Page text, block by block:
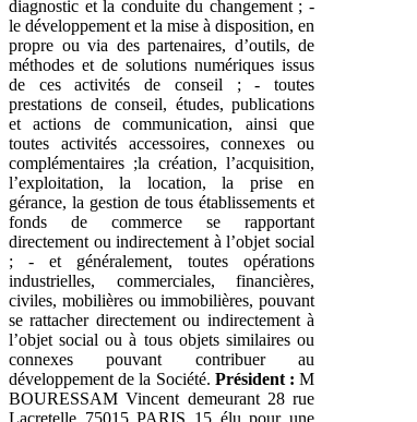
diagnostic et la conduite du changement ; -
le développement et la mise à disposition, en
propre ou via des partenaires, d’outils, de
méthodes et de solutions numériques issus
de ces activités de conseil ; - toutes
prestations de conseil, études, publications
et actions de communication, ainsi que
toutes activités accessoires, connexes ou
complémentaires ;la création, l’acquisition,
l’exploitation, la location, la prise en
gérance, la gestion de tous établissements et
fonds de commerce se rapportant
directement ou indirectement à l’objet social
; - et généralement, toutes opérations
industrielles, commerciales, financières,
civiles, mobilières ou immobilières, pouvant
se rattacher directement ou indirectement à
l’objet social ou à tous objets similaires ou
connexes pouvant contribuer au
développement de la Société. Président : M
BOURESSAM Vincent demeurant 28 rue
Lacretelle 75015 PARIS 15 élu pour une